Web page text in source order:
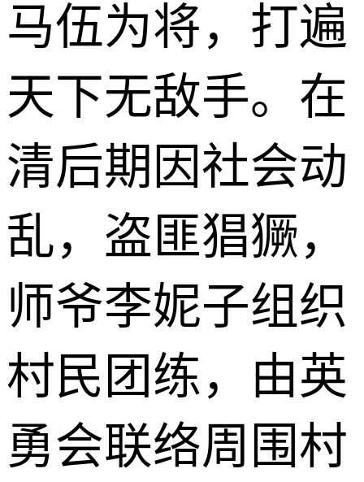
马伍为将，打遍
天下无敌手。在
清后期因社会动
乱，盗匪猖獗，
师爷李妮子组织
村民团练，由英
勇会联络周围村